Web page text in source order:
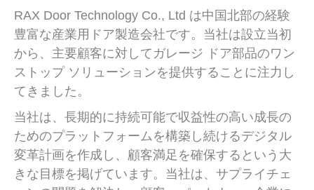
RAX Door Technology Co., Ltd は中国北部の経験
豊富な産業用ドア製造会社です。当社は設立当初
から、主要顧客に対してガレージ ドア部品のワン
ストップ ソリューションを提供することに注力し
てきました。
当社は、長期的に持続可能で収益性の高い成長の
ためのプラットフォームを構築し続けるデジタル
変革計画を作成し、顧客満足を確保するという大
きな目標を掲げています。当社は、サプライチェ